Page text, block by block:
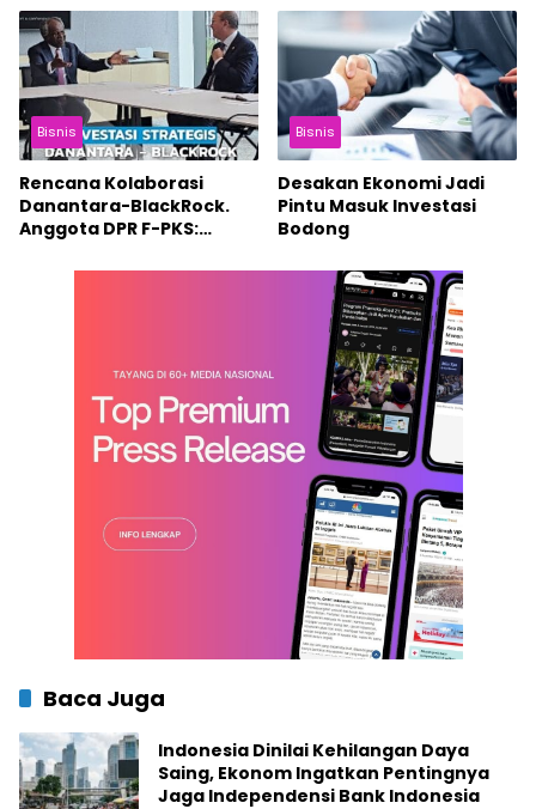
Bisnis
Rencana Kolaborasi
Danantara-BlackRock.
Anggota DPR F-PKS:
Lepas dari Misi
Bisnis
Desakan Ekonomi Jadi
Pintu Masuk Investasi
Bodong
Baca Juga
Indonesia Dinilai Kehilangan Daya
Saing, Ekonom Ingatkan Pentingnya
Jaga Independensi Bank Indonesia